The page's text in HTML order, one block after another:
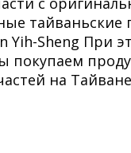
Yih-Sheng При
на Тайване